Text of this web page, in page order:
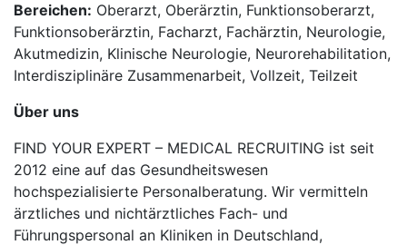
Bereichen: Oberarzt, Oberärztin, Funktionsoberarzt,
Funktionsoberärztin, Facharzt, Fachärztin, Neurologie,
Akutmedizin, Klinische Neurologie, Neurorehabilitation,
Interdisziplinäre Zusammenarbeit, Vollzeit, Teilzeit
Über uns
FIND YOUR EXPERT – MEDICAL RECRUITING ist seit
2012 eine auf das Gesundheitswesen
hochspezialisierte Personalberatung. Wir vermitteln
ärztliches und nichtärztliches Fach- und
Führungspersonal an Kliniken in Deutschland,